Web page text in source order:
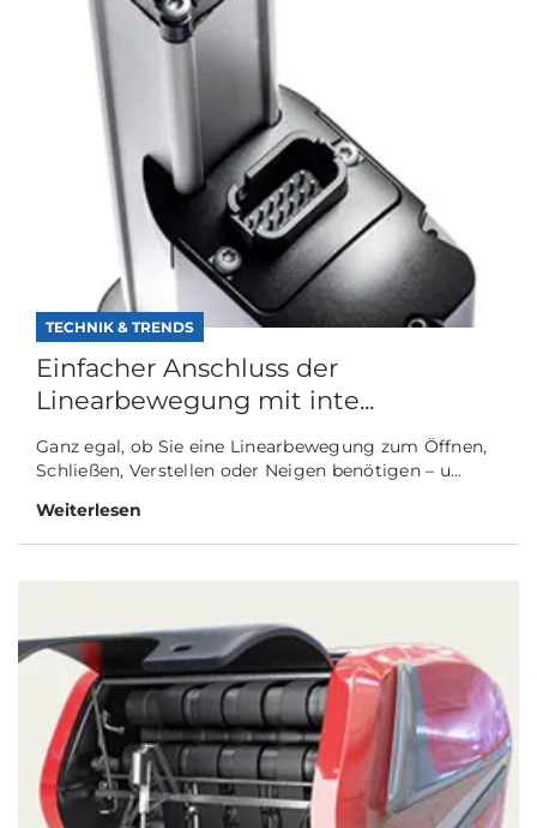
TECHNIK & TRENDS
Einfacher Anschluss der
Linearbewegung mit inte...
Ganz egal, ob Sie eine Linearbewegung zum Öffnen,
Schließen, Verstellen oder Neigen benötigen – u...
Weiterlesen